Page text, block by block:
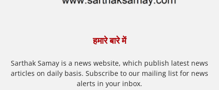
हमारे बारे में
Sarthak Samay is a news website, which publish latest news
articles on daily basis. Subscribe to our mailing list for news
alerts in your inbox.